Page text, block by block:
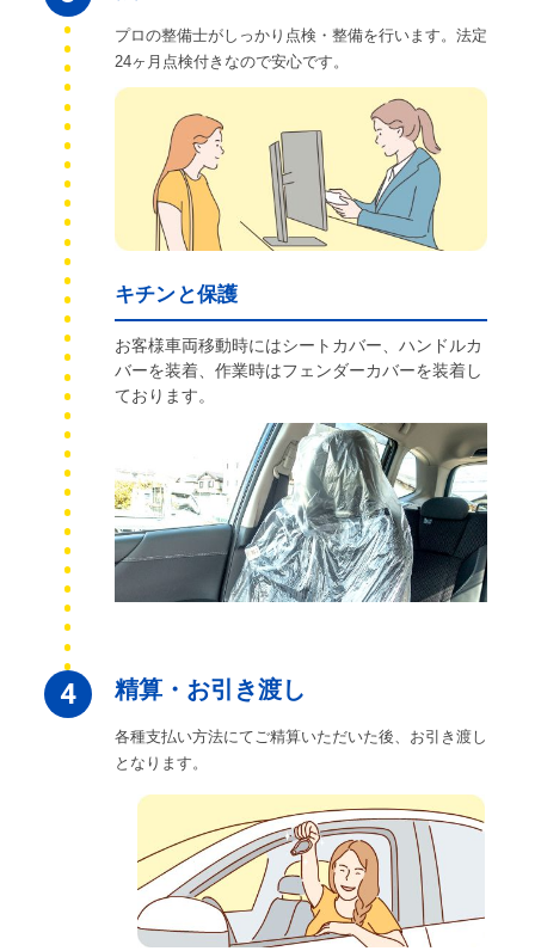
プロの整備士がしっかり点検・整備を行います。法定
24ヶ月点検付きなので安心です。
キチンと保護
お客様車両移動時にはシートカバー、ハンドルカ
バーを装着、作業時はフェンダーカバーを装着し
ております。
4 精算・お引き渡し
各種支払い方法にてご精算いただいた後、お引き渡し
となります。